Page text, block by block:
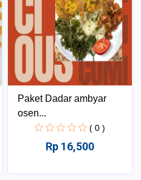
Paket Dadar ambyar
osen...
( 0 )
Rp 16,500